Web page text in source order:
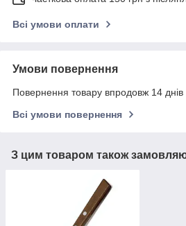
Всі умови оплати
Умови повернення
Повернення товару впродовж 14 днів
Всі умови повернення
З цим товаром також